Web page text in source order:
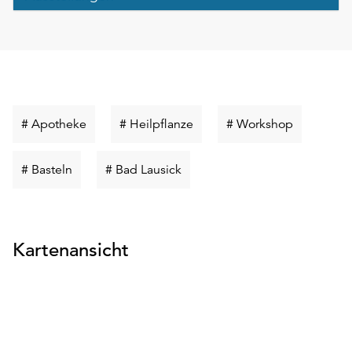
unserer
# Apotheke Schlüsselwort
# Heilpflanze Schlüsselwort
# Workshop
# Basteln Schlüsselwort
# Bad Lausick
Kartenansicht